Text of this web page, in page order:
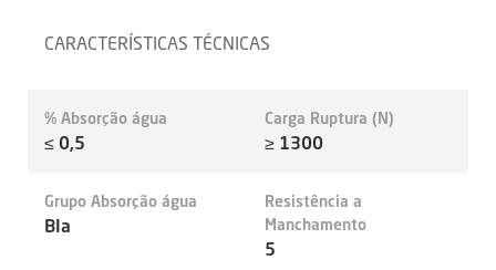
CARACTERÍSTICAS TÉCNICAS
% Absorção água
≤ 0,5
Carga Ruptura (N)
≥ 1300
Grupo Absorção água
BIa
Resistência a
Manchamento
5